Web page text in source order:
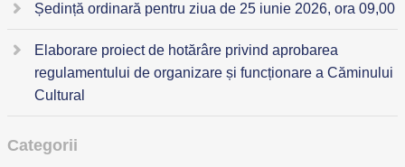
Ședință ordinară pentru ziua de 25 iunie 2026, ora 09,00
Elaborare proiect de hotărâre privind aprobarea
regulamentului de organizare și funcționare a Căminului
Cultural
Categorii